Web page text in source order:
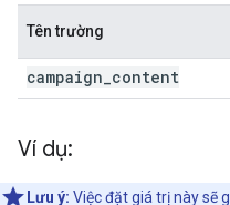
Tên trường
campaign content
Ví dụ:
Lưu ý: Việc đặt giá trị này sẽ